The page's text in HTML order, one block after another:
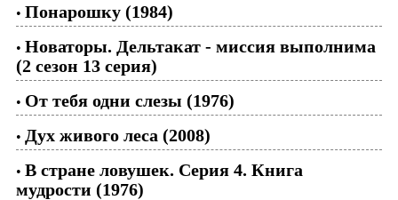
• Понарошку (1984)
• Новаторы. Дельтакат - миссия выполнима
(2 сезон 13 серия)
• От тебя одни слезы (1976)
• Дух живого леса (2008)
• В стране ловушек. Серия 4. Книга
мудрости (1976)